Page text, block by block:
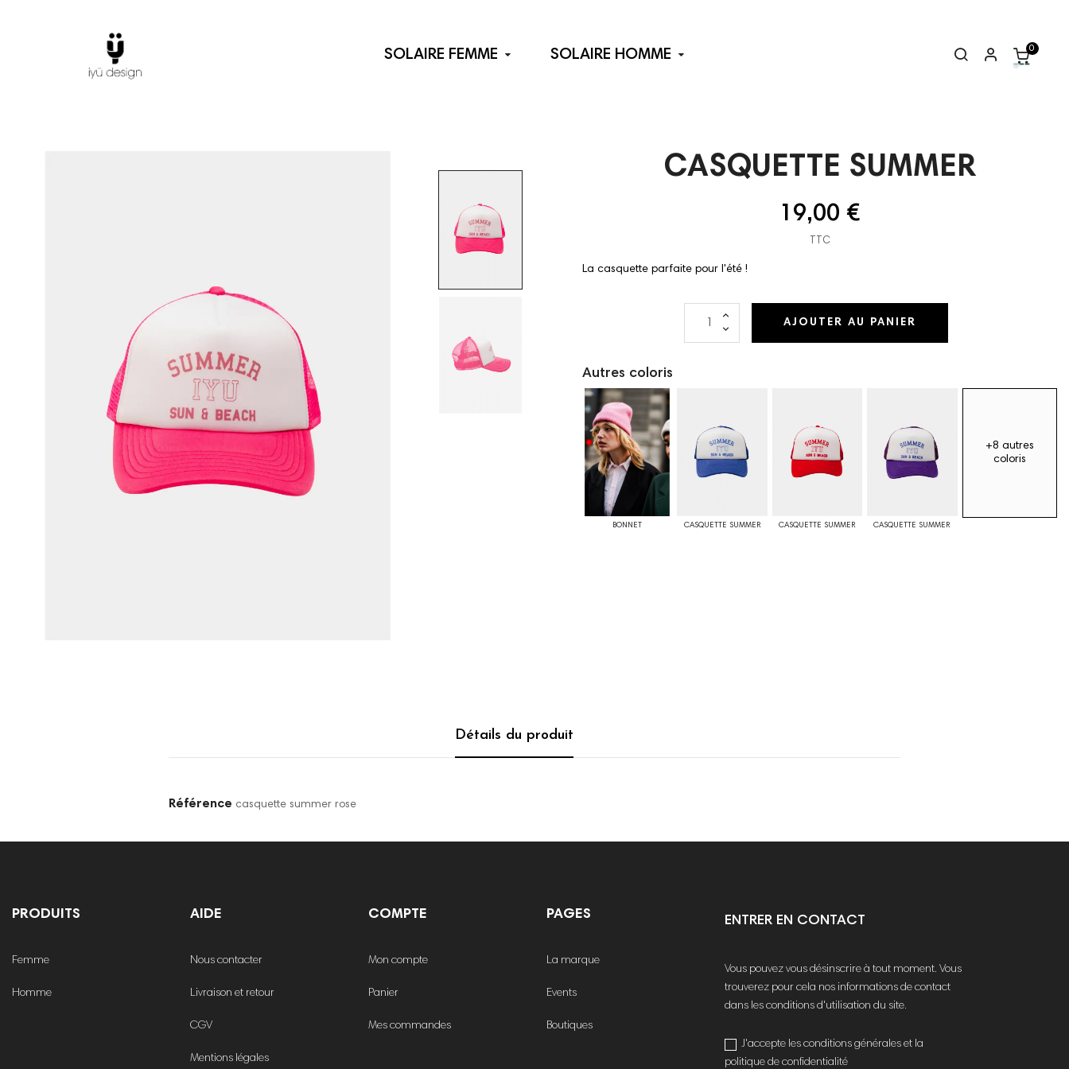
SOLAIRE FEMME SOLAIRE HOMME 0
CASQUETTE SUMMER
19,00 €
TTC
La casquette parfaite pour l'été !
AJOUTER AU PANIER
Autres coloris
BONNET CASQUETTE SUMMER CASQUETTE SUMMER CASQUETTE SUMMER
+8 autres
coloris
Détails du produit
Référence casquette summer rose
PRODUITS
Femme
Homme
AIDE
Nous contacter
Livraison et retour
CGV
Mentions légales
COMPTE
Mon compte
Panier
Mes commandes
PAGES
La marque
Events
Boutiques
ENTRER EN CONTACT
Vous pouvez vous désinscrire à tout moment. Vous
trouverez pour cela nos informations de contact
dans les conditions d'utilisation du site.
J'accepte les conditions générales et la
politique de confidentialité